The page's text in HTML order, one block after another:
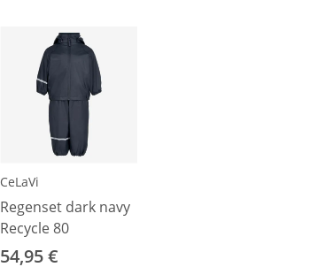
CeLaVi
Regenset dark navy
Recycle 80
54,95 €